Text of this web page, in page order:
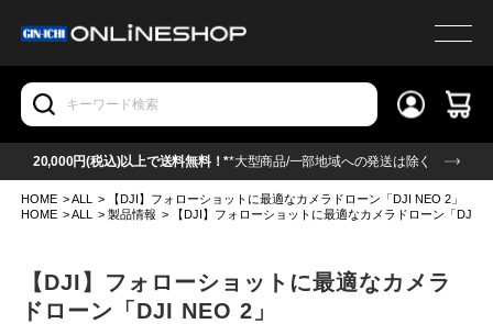
20,000円(税込)以上で送料無料！**大型商品/一部地域への発送は除く
HOME >ALL >
【DJI】フォローショットに最適なカメラドローン「DJI NEO 2」
HOME >ALL >製品情報 > 【DJI】フォローショットに最適なカメラドローン「DJI
【DJI】フォローショットに最適なカメラ
ドローン「DJI NEO 2」